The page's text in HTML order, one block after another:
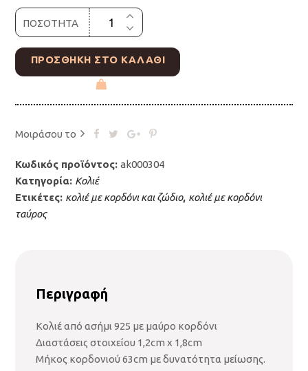
ΠΟΣΟΤΗΤΑ
ΠΡΟΣΘΉΚΗ ΣΤΟ ΚΑΛΆΘΙ
Μοιράσου το
Κωδικός προϊόντος:ak000304
Κατηγορία: Κολιέ
Ετικέτες: κολιέ με κορδόνι και ζώδιο, κολιέ με κορδόνι
ταύρος
Περιγραφή
Κολιέ από ασήμι 925 με μαύρο κορδόνι
Διαστάσεις στοιχείου 1,2cm x 1,8cm
Μήκος κορδονιού 63cm με δυνατότητα μείωσης.